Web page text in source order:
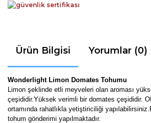
Ürün Bilgisi Yorumlar (0)
Wonderlight Limon Domates Tohumu
Limon şeklinde etli meyveleri olan aroması
çeşididir.Yüksek verimli bir domates çeşididir.
ortamında rahatlıkla yetiştiriciliği yapılabilirsiniz
tohum gönderimi yapılmaktadır.